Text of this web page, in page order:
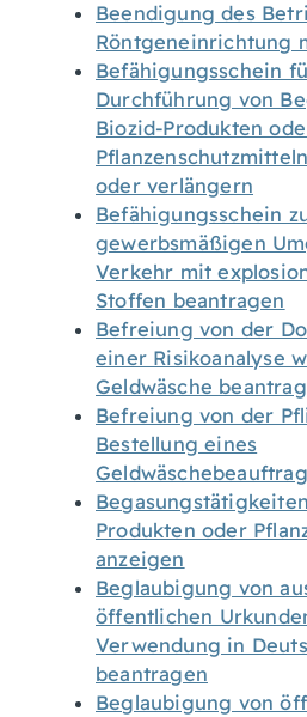
Beendigung des
Röntgeneinrichtung
Befähigungsschein
Durchführung von
Biozid-Produkten
oder verlängern
Befähigungsschein
gewerbsmäßigen
Verkehr mit
Stoffen beantragen
Befreiung von der
einer Risikoanalyse
Geldwäsche
Befreiung von der
Bestellung eines
Produkten oder
anzeigen
Beglaubigung von
öffentlichen
Verwendung in
beantragen
Beglaubigung von